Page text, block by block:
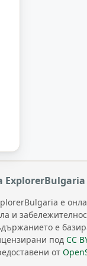
ExplorerBulgaria
е
и
е
подCC
от